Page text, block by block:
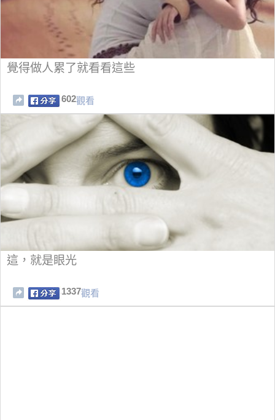
覺得做人累了就看看這些
602觀看
這，就是眼光
1337觀看